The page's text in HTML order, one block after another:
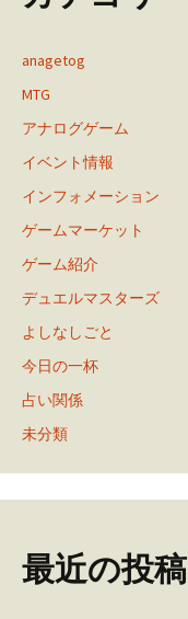
anagetog
MTG
アナログゲーム
イベント情報
インフォメーション
ゲームマーケット
ゲーム紹介
デュエルマスターズ
よしなしごと
今日の一杯
占い関係
未分類
最近の投稿